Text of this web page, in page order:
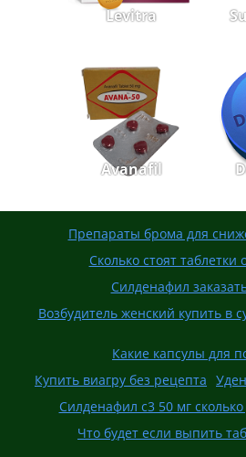
Levitra
Avanafil
Препараты брома для
Сколько стоят таблетки
Силденафил
Возбудитель женский купить в
Какие капсулы для
Купить виагру без рецепта
Силденафил с3 50 мг сколько
Что будет если выпить